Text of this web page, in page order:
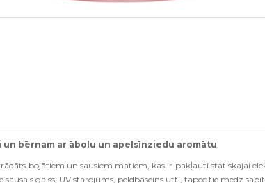
un bērnam ar ābolu un apelsīnziedu aromātu.
bojātiem un sausiem matiem, kas ir pakļauti statiskajai
gaiss, UV starojums, peldbaseins utt., tāpēc tie mēdz